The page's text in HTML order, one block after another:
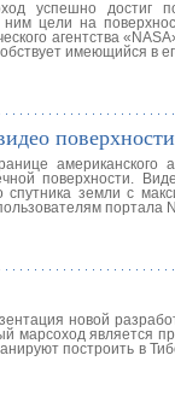
успешно достиг
ним цели на
агентства
имеющийся в
американского
поверхности.
спутника земли с
портала
новой
марсоход является
построить в